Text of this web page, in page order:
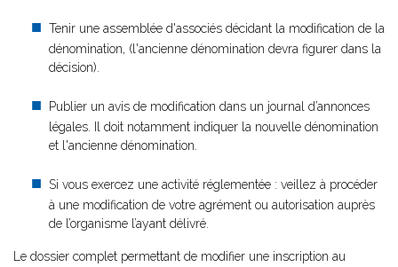
Tenir une assemblée d'associés décidant la modification de la
dénomination, (l'ancienne dénomination devra figurer dans la
décision).
Publier un avis de modification dans un journal d’annonces
légales. Il doit notamment indiquer la nouvelle dénomination
et l'ancienne dénomination.
Si vous exercez une activité réglementée : veillez à procéder
à une modification de votre agrément ou autorisation auprès
de l’organisme l’ayant délivré.
Le dossier complet permettant de modifier une inscription au